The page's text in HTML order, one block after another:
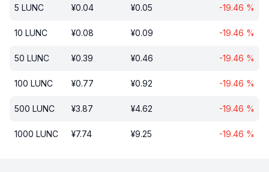
5 LUNC ¥0.04 ¥0.05 -19.46 %
10 LUNC ¥0.08 ¥0.09 -19.46 %
50 LUNC ¥0.39 ¥0.46 -19.46 %
100 LUNC ¥0.77 ¥0.92 -19.46 %
500 LUNC ¥3.87 ¥4.62 -19.46 %
1000 LUNC ¥7.74 ¥9.25 -19.46 %